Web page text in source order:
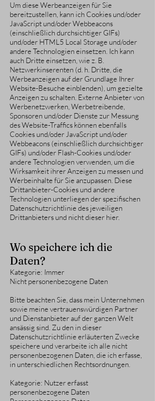
Um diese Werbeanzeigen für Sie
bereitzustellen, kann ich Cookies und/oder
JavaScript und/oder Webbeacons
(einschließlich durchsichtiger GIFs)
und/oder HTML5 Local Storage und/oder
andere Technologien einsetzen. Ich kann
auch Dritte einsetzen, wie z. B.
Netzwerkinserenten (d. h. Dritte, die
Werbeanzeigen auf der Grundlage Ihrer
Website-Besuche einblenden), um gezielte
Anzeigen zu schalten. Externe Anbieter von
Werbenetzwerken, Werbetreibende,
Sponsoren und/oder Dienste zur Messung
des Website-Traffics können ebenfalls
Cookies und/oder JavaScript und/oder
Webbeacons (einschließlich durchsichtiger
GIFs) und/oder Flash-Cookies und/oder
andere Technologien verwenden, um die
Wirksamkeit ihrer Anzeigen zu messen und
Werbeinhalte für Sie anzupassen. Diese
Drittanbieter-Cookies und andere
Technologien unterliegen der spezifischen
Datenschutzrichtlinie des jeweiligen
Drittanbieters und nicht dieser hier.
Wo speichere ich die
Daten?
Kategorie: Immer
Nicht personenbezogene Daten
Bitte beachten Sie, dass mein Unternehmen
sowie meine vertrauenswürdigen Partner
und Dienstanbieter auf der ganzen Welt
ansässig sind. Zu den in dieser
Datenschutzrichtlinie erläuterten Zwecke
speichere und verarbeite ich alle nicht
personenbezogenen Daten, die ich erfasse,
in unterschiedlichen Rechtsordnungen.
Kategorie: Nutzer erfasst
personenbezogene Daten